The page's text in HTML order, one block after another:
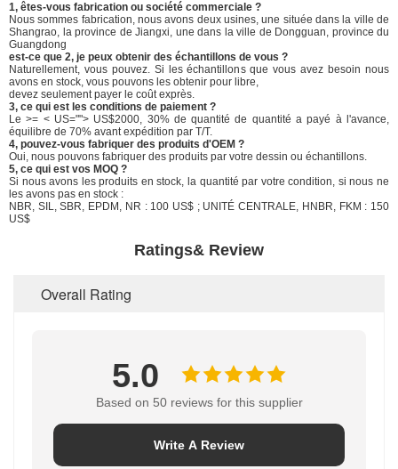
1, êtes-vous fabrication ou société commerciale ?
Nous sommes fabrication, nous avons deux usines, une située dans la ville de
Shangrao, la province de Jiangxi, une dans la ville de Dongguan, province du
Guangdong
est-ce que 2, je peux obtenir des échantillons de vous ?
Naturellement, vous pouvez. Si les échantillons que vous avez besoin nous
avons en stock, vous pouvons les obtenir pour libre,
devez seulement payer le coût exprès.
3, ce qui est les conditions de paiement ?
Le >= < US=""> US$2000, 30% de quantité de quantité a payé à l'avance,
équilibre de 70% avant expédition par T/T.
4, pouvez-vous fabriquer des produits d'OEM ?
Oui, nous pouvons fabriquer des produits par votre dessin ou échantillons.
5, ce qui est vos MOQ ?
Si nous avons les produits en stock, la quantité par votre condition, si nous ne
les avons pas en stock :
NBR, SIL, SBR, EPDM, NR : 100 US$ ; UNITÉ CENTRALE, HNBR, FKM : 150
US$
Ratings& Review
Overall Rating
5.0
Based on 50 reviews for this supplier
Write A Review